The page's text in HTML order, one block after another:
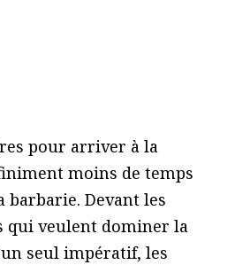
pour arriver à la
moins de temps
Devant les
qui veulent dominer la
seul impératif, les